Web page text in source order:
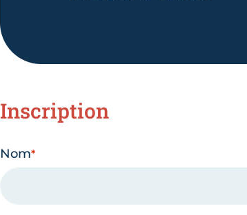
Inscription
Nom